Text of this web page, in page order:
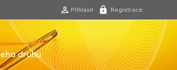
Přihlásit Registrace
druhu